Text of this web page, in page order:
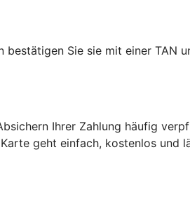
bestätigen Sie sie mit einer TAN
Ihrer Zahlung häufig
geht einfach, kostenlos und